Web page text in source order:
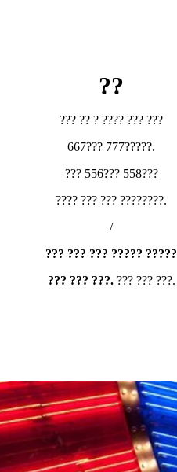
??
??? ?? ? ???? ??? ???
667??? 777?????.
??? 556??? 558???
???? ??? ??? ????????.
/
??? ??? ??? ????? ?????
??? ??? ???.??? ??? ???.